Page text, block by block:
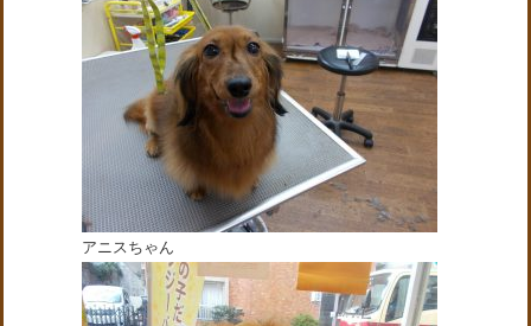
アニスちゃん